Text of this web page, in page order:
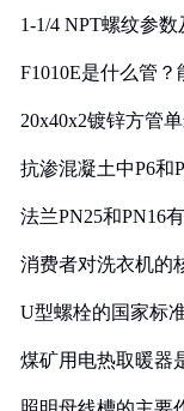
1-1/4 NPT螺纹参
F1010E是什么管？
20x40x2镀锌方管
抗渗混凝土中P6和
法兰PN25和PN16
消费者对洗衣机的
U型螺栓的国家标
煤矿用电热取暖器